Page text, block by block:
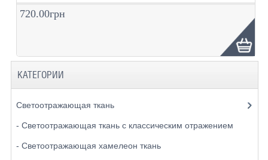
720.00грн
КАТЕГОРИИ
Светоотражающая ткань
- Светоотражающая ткань с классическим отражением
- Светоотражающая хамелеон ткань